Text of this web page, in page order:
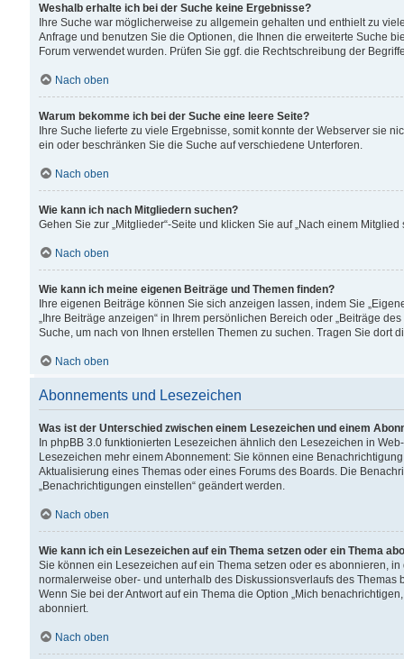
Weshalb erhalte ich bei der Suche keine Ergebnisse?
Ihre Suche war möglicherweise zu allgemein gehalten und enthielt zu
Anfrage und benutzen Sie die Optionen, die Ihnen die erweiterte Suche
Forum verwendet wurden. Prüfen Sie ggf. die Rechtschreibung der
Nach oben
Warum bekomme ich bei der Suche eine leere Seite?
Ihre Suche lieferte zu viele Ergebnisse, somit konnte der Webserver sie
ein oder beschränken Sie die Suche auf verschiedene Unterforen.
Nach oben
Wie kann ich nach Mitgliedern suchen?
Gehen Sie zur „Mitglieder“-Seite und klicken Sie auf „Nach einem Mitglied
Nach oben
Wie kann ich meine eigenen Beiträge und Themen finden?
Ihre eigenen Beiträge können Sie sich anzeigen lassen, indem Sie
„Ihre Beiträge anzeigen“ in Ihrem persönlichen Bereich oder „Beiträge
Suche, um nach von Ihnen erstellen Themen zu suchen. Tragen Sie dort
Nach oben
Abonnements und Lesezeichen
Was ist der Unterschied zwischen einem Lesezeichen und einem
In phpBB 3.0 funktionierten Lesezeichen ähnlich den Lesezeichen in
Lesezeichen mehr einem Abonnement: Sie können eine
Aktualisierung eines Themas oder eines Forums des Boards. Die
„Benachrichtigungen einstellen“ geändert werden.
Nach oben
Wie kann ich ein Lesezeichen auf ein Thema setzen oder ein Thema
Sie können ein Lesezeichen auf ein Thema setzen oder es abonnieren,
normalerweise ober- und unterhalb des Diskussionsverlaufs des Themas
Wenn Sie bei der Antwort auf ein Thema die Option „Mich
abonniert.
Nach oben